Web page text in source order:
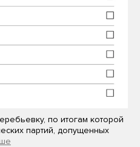
по итогам которой
партий, допущенных